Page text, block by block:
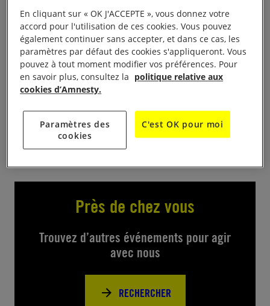
cadre de la campagne « Manifestez-vous »,
pétitions, goodies, infos, au Festival Beauregard
568 Ancienne Route de Ouistreham, 14200
Hérouville-Saint-Clair
https://www.instagram.com/festivalbeauregard/
Près de chez vous
Trouvez d’autres événements pour agir
avec nous
RECHERCHER
En cliquant sur « OK J'ACCEPTE », vous donnez votre
accord pour l'utilisation de ces cookies. Vous pouvez
également continuer sans accepter, et dans ce cas, les
paramètres par défaut des cookies s'appliqueront. Vous
pouvez à tout moment modifier vos préférences. Pour
en savoir plus, consultez la politique relative aux
cookies d’Amnesty.
Paramètres des
cookies
C'est OK pour moi